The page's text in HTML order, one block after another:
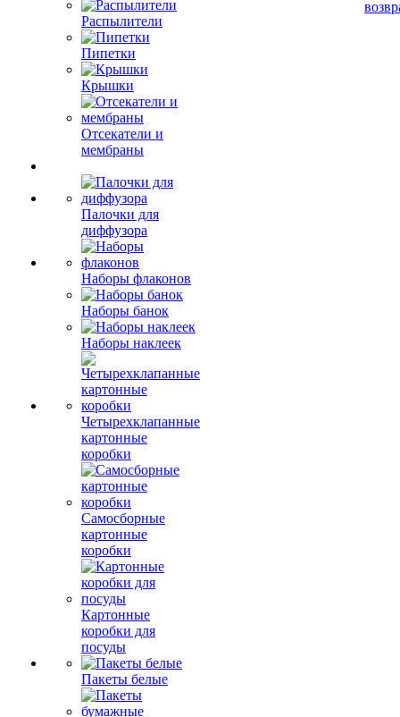
Распылители
Пипетки
Крышки
Отсекатели и
мембраны
Палочки для
диффузора
Наборы флаконов
Наборы банок
Наборы наклеек
Четырехклапанные
картонные
коробки
Самосборные
картонные
коробки
Картонные
коробки для
посуды
Пакеты белые